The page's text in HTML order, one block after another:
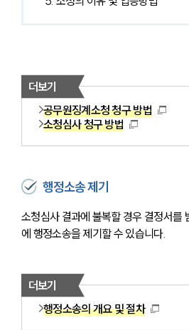
더보기
공무원징계소청 청구 방법
소청심사 청구 방법
행정소송 제기
소청심사 결과에 불복할 경우 결정서를
에 행정소송을 제기할 수 있습니다.
더보기
행정소송의 개요 및 절차